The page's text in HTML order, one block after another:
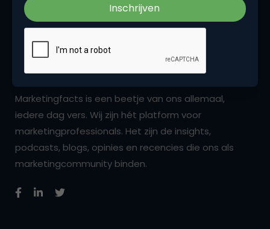
Marketingfacts is een beetje van ons allemaal,
iedere dag vers. Wij zijn hét platform voor
marketingprofessionals. Het zijn de insights,
podcasts, blogs, opinies en recencies die ons als
marketingcommunity binden.